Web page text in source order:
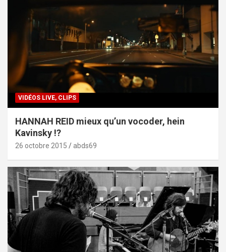
VIDÉOS LIVE, CLIPS
HANNAH REID mieux qu’un vocoder, hein
Kavinsky !?
26 octobre 2015 abds69